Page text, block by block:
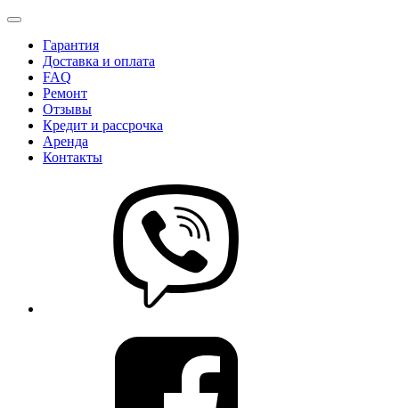
Гарантия
Доставка и оплата
FAQ
Ремонт
Отзывы
Кредит и рассрочка
Аренда
Контакты